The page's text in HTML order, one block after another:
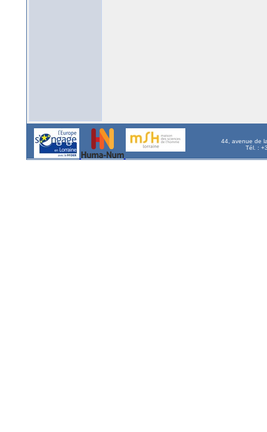
44, avenue de
Tél. :